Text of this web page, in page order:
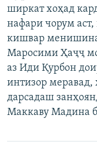
Ҳамаи
ширкат хоҳад
нафари чорум
кишвар
Маросими Ҳаҷҷ
аз Иди Қурбон
интизор меравад,
дарсадаш
Маккаву Мадина